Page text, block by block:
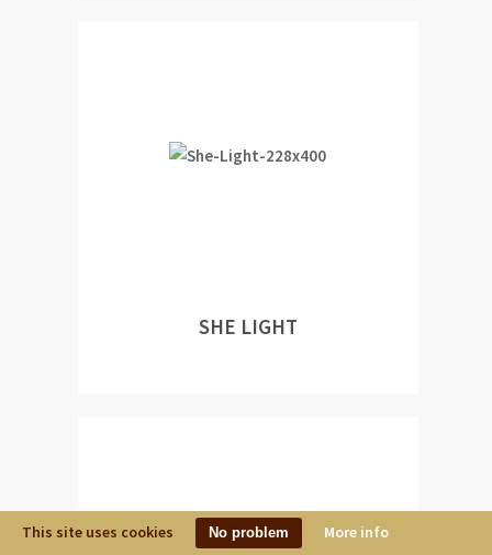
SHE LIGHT
This site uses cookies No problem More info